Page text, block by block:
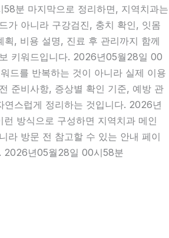
분 마지막으로 정리하면, 지역치과는
가 아니라 구강검진, 충치 확인, 잇몸
획, 비용 설명, 진료 후 관리까지 함께
키워드입니다. 2026년05월28일 00
드를 반복하는 것이 아니라 실제 이용
준비사항, 증상별 확인 기준, 예방 관
연스럽게 정리하는 것입니다. 2026년
방식으로 구성하면 지역치과 메인
라 방문 전 참고할 수 있는 안내 페이
2026년05월28일 00시58분